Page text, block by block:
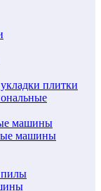
плитки
машины
машины
пилы